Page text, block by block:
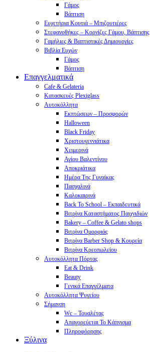
Γάμος
Βάπτιση
Ευχετήρια Κουτιά – Μπιζουτιέρες
Στεφανοθήκες – Κορνίζες Γάμου, Βάπτισης
Γαμήλιες & Βαπτιστικές Δημιουργίες
Βιβλία Ευχών
Γάμος
Βάπτιση
Επαγγελματικά
Cafe & Gelateria
Κατασκευές Plexiglass
Αυτοκόλλητα
Εκπτώσεων – Προσφορών
Halloween
Black Friday
Χριστουγεννιάτικα
Χειμερινά
Αγίου Βαλεντίνου
Αποκριάτικα
Ημέρα Της Γυναίκας
Πασχαλινά
Καλοκαιρινά
Back To School – Εκπαιδευτικά
Βιτρίνα Καταστήματος Παιχνιδιών
Bakery – Coffee & Gelato shops
Βιτρίνα Ομορφιάς
Βιτρίνα Barber Shop & Κουρεία
Βιτρίνα Κρεοπωλείου
Αυτοκόλλητα Πόρτας
Eat & Drink
Beauty
Γενικά Επαγγέλματα
Αυτοκόλλητα Ψυγείου
Σήμανση
Wc – Τουαλέτας
Απαγορεύεται Το Κάπνισμα
Πληροφόρησης
Ξύλινα